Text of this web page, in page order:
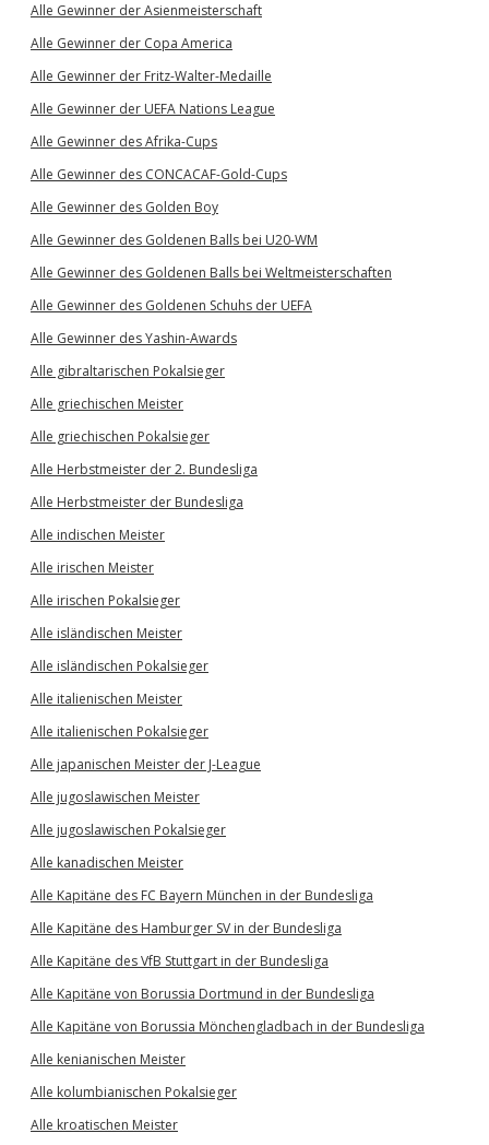
Alle Gewinner der Asienmeisterschaft
Alle Gewinner der Copa America
Alle Gewinner der Fritz-Walter-Medaille
Alle Gewinner der UEFA Nations League
Alle Gewinner des Afrika-Cups
Alle Gewinner des CONCACAF-Gold-Cups
Alle Gewinner des Golden Boy
Alle Gewinner des Goldenen Balls bei U20-WM
Alle Gewinner des Goldenen Balls bei Weltmeisterschaften
Alle Gewinner des Goldenen Schuhs der UEFA
Alle Gewinner des Yashin-Awards
Alle gibraltarischen Pokalsieger
Alle griechischen Meister
Alle griechischen Pokalsieger
Alle Herbstmeister der 2. Bundesliga
Alle Herbstmeister der Bundesliga
Alle indischen Meister
Alle irischen Meister
Alle irischen Pokalsieger
Alle isländischen Meister
Alle isländischen Pokalsieger
Alle italienischen Meister
Alle italienischen Pokalsieger
Alle japanischen Meister der J-League
Alle jugoslawischen Meister
Alle jugoslawischen Pokalsieger
Alle kanadischen Meister
Alle Kapitäne des FC Bayern München in der Bundesliga
Alle Kapitäne des Hamburger SV in der Bundesliga
Alle Kapitäne des VfB Stuttgart in der Bundesliga
Alle Kapitäne von Borussia Dortmund in der Bundesliga
Alle Kapitäne von Borussia Mönchengladbach in der Bundesliga
Alle kenianischen Meister
Alle kolumbianischen Pokalsieger
Alle kroatischen Meister